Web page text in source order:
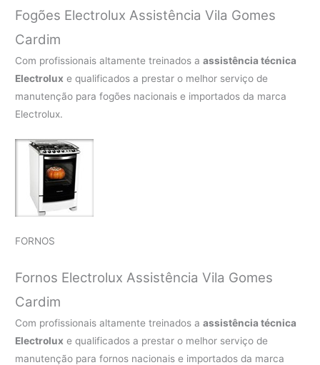
Fogões Electrolux Assistência Vila Gomes
Cardim
Com profissionais altamente treinados aassistência técnica
Electrolux e qualificados a prestar o melhor serviço de
manutenção para fogões nacionais e importados da marca
Electrolux.
FORNOS
Fornos Electrolux Assistência Vila Gomes
Cardim
Com profissionais altamente treinados aassistência técnica
Electrolux e qualificados a prestar o melhor serviço de
manutenção para fornos nacionais e importados da marca